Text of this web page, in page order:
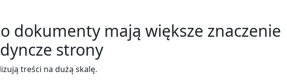
dokumenty mają większe znaczenie
strony
treści na dużą skalę.